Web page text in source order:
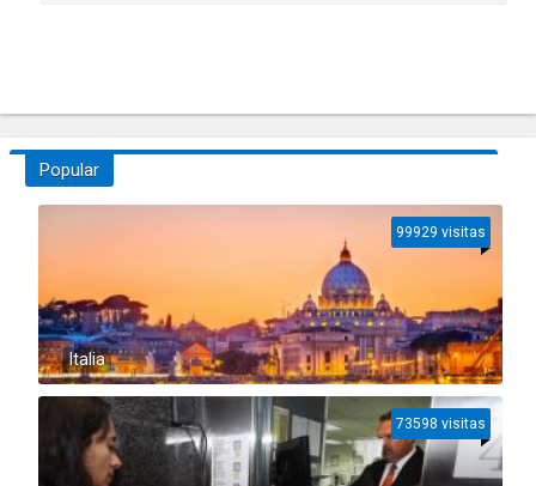
Popular
Italia
99929 visitas
73598 visitas